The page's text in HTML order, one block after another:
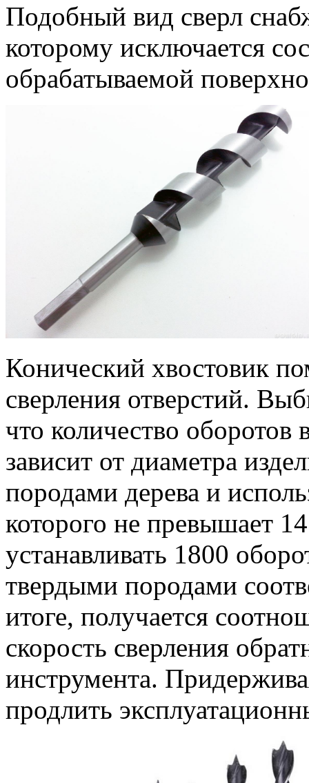
Подобный вид сверл
которому исключается
обрабатываемой
Конический хвостовик
сверления отверстий.
что количество
зависит от диаметра
породами дерева и
которого не превышает
устанавливать 1800
твердыми породами
итоге, получается
скорость сверления
инструмента.
продлить